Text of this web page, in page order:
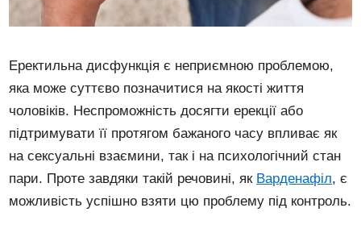
Еректильна дисфункція є неприємною проблемою,
яка може суттєво позначитися на якості життя
чоловіків. Неспроможність досягти ерекції або
підтримувати її протягом бажаного часу впливає як
на сексуальні взаємини, так і на психологічний стан
пари. Проте завдяки такій речовині, як Варденафіл, є
можливість успішно взяти цю проблему під контроль.